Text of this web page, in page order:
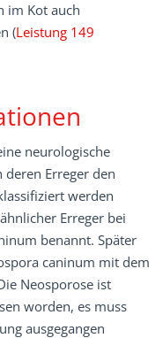
im Kot auch
(Leistung 149
neurologische
Erreger den
werden
Erreger bei
benannt. Später
caninum mit dem
Neosporose ist
worden, es muss
ausgegangen